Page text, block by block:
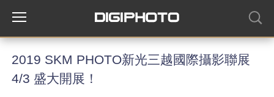
2019 SKM PHOTO新光三越國際攝影聯展
4/3 盛大開展！